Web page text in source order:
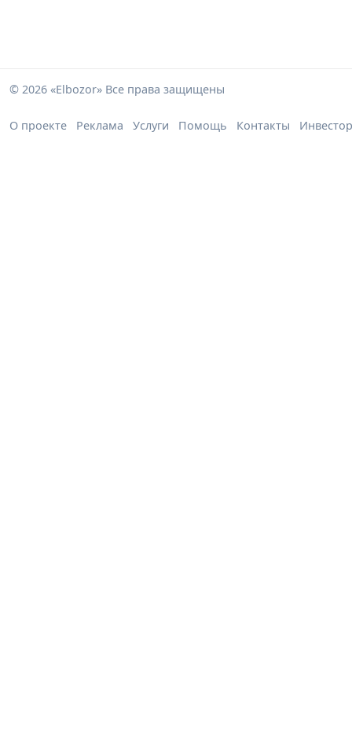
© 2026 «Elbozor» Все права защищены
О проекте Реклама Услуги Помощь Контакты